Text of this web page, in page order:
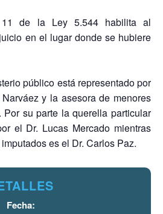
11 de la Ley 5.544 habilita al
en el lugar donde se hubiere
público está representado por
y la asesora de menores
su parte la querella particular
el Dr. Lucas Mercado mientras
es el Dr. Carlos Paz.
Fecha: